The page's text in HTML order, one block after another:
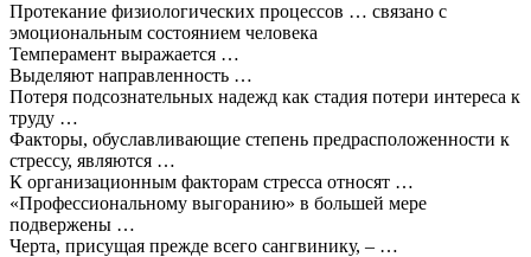
Протекание физиологических процессов … связано с
эмоциональным состоянием человека
Темперамент выражается …
Выделяют направленность …
Потеря подсознательных надежд как стадия потери интереса к
труду …
Факторы, обуславливающие степень предрасположенности к
стрессу, являются …
К организационным факторам стресса относят …
«Профессиональному выгоранию» в большей мере
подвержены …
Черта, присущая прежде всего сангвинику, – …